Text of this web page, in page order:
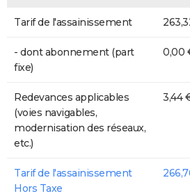
Tarif de l'assainissement
- dont abonnement (part
fixe)
0,00
Redevances applicables
(voies navigables,
modernisation des réseaux,
etc.)
3,44
Tarif de l'assainissement
Hors Taxe